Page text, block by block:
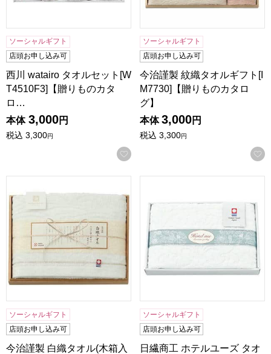
ソーシャルギフト
店頭お申し込み可
西川 watairo タオルセット[W
T4510F3]【贈りものカタ
ロ…
本体 3,000円
税込 3,300円
お気に入りに登録する
ソーシャルギフト
店頭お申し込み可
今治謹製 紋織タオルギフト[I
M7730]【贈りものカタロ
グ】
本体 3,000円
税込 3,300円
ソーシャルギフト
店頭お申し込み可
今治謹製 白織タオル(木箱入
ソーシャルギフト
店頭お申し込み可
日繊商工 ホテルユーズ タオ